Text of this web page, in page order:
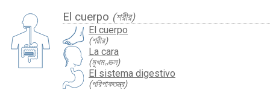
El cuerpo (শরীর)
El cuerpo
(শরীর)
La cara
(মুখমণ্ডল)
El sistema digestivo
(পরিপাকতন্ত্র)